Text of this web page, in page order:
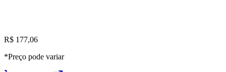
R$ 177,06
*Preço pode variar